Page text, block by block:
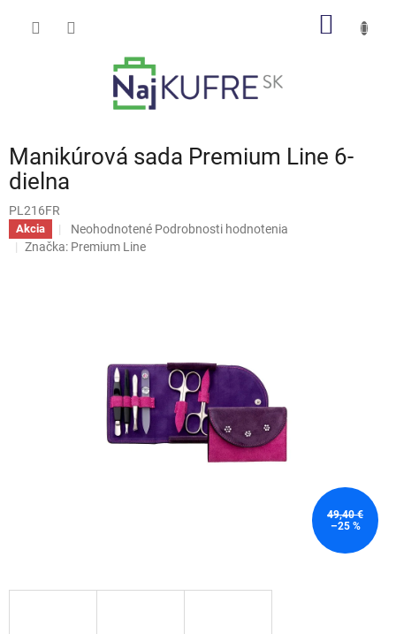
Manikúrová sada Premium Line 6-
dielna
PL216FR
Akcia
Priemerné
hodnotenie
Neohodnotené Podrobnosti hodnotenia
Značka: Premium Line
49,40 €
–25 %